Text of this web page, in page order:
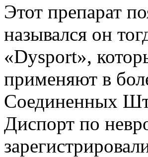
Этот препарат
назывался он
«Dysport»,
применяют в
Соединенных
Диспорт по